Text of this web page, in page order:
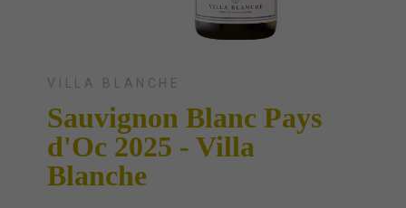
VILLA BLANCHE
Sauvignon Blanc Pays
d'Oc 2025 - Villa
Blanche